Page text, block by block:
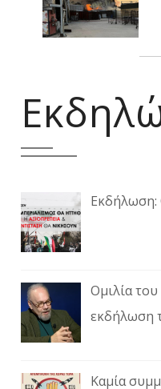
Εκδήλωση:
Ομιλία
εκδήλωση
Καμία